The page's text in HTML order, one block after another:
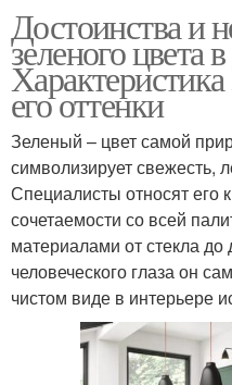
Достоинства и
зеленого цвета
Характеристика
его оттенки
Зеленый – цвет самой
символизирует свежесть,
Специалисты относят его
сочетаемости со всей
материалами от стекла
человеческого глаза он
чистом виде в интерьере